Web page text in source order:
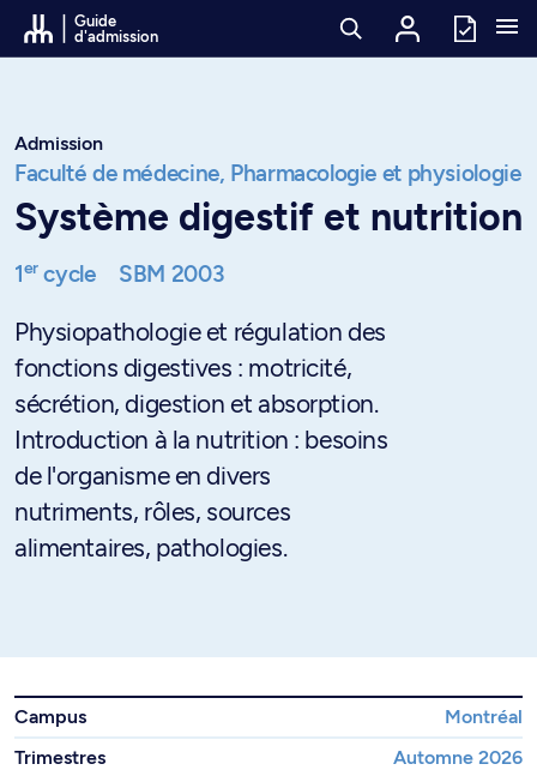
Passer au contenu
Guide
d'admission
Admission
Faculté de médecine, Pharmacologie et physiologie
Système digestif et nutrition
1ercycle SBM 2003
Physiopathologie et régulation des
fonctions digestives : motricité,
sécrétion, digestion et absorption.
Introduction à la nutrition : besoins
de l'organisme en divers
nutriments, rôles, sources
alimentaires, pathologies.
Campus
Montréal
Trimestres
Automne 2026